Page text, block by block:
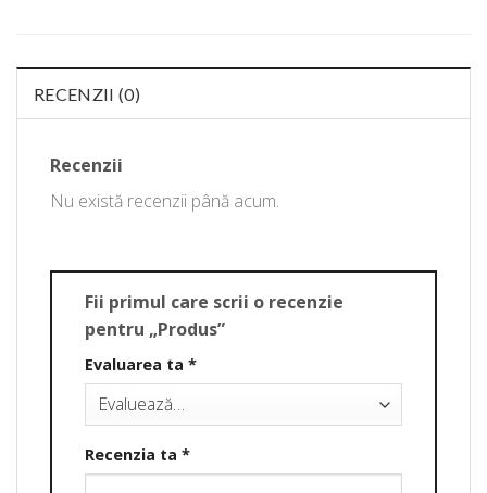
RECENZII (0)
Recenzii
Nu există recenzii până acum.
Fii primul care scrii o recenzie
pentru „Produs”
Evaluarea ta *
Recenzia ta *